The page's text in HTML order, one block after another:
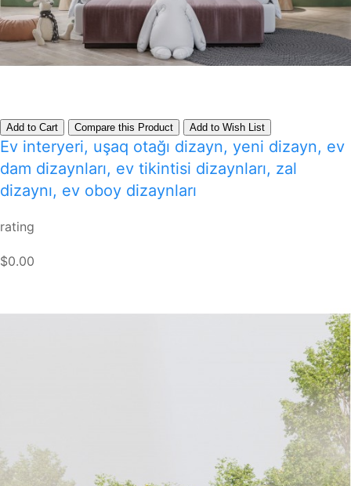
Add to Cart Compare this Product Add to Wish List
Ev interyeri, uşaq otağı dizayn, yeni dizayn, ev
dam dizaynları, ev tikintisi dizaynları, zal
dizaynı, ev oboy dizaynları
rating
$0.00